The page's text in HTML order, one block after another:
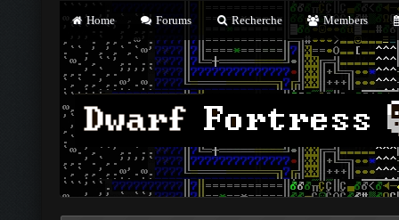
Home Forums Recherche Members